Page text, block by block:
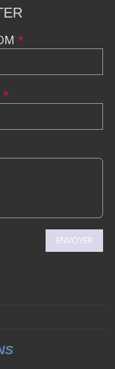
*
*
ENVOYER